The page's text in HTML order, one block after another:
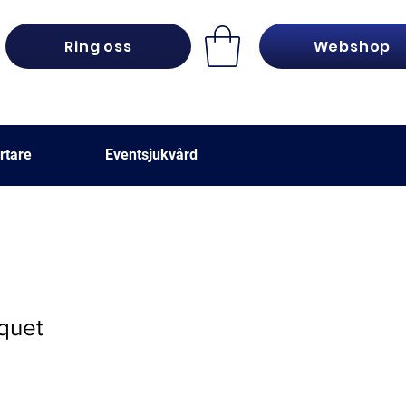
Ring oss Webshop
Eventsjukvård